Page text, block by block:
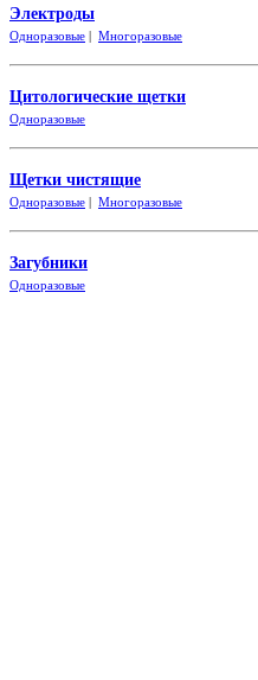
Электроды
Одноразовые | Многоразовые
Цитологические щетки
Одноразовые
Щетки чистящие
Одноразовые | Многоразовые
Загубники
Одноразовые